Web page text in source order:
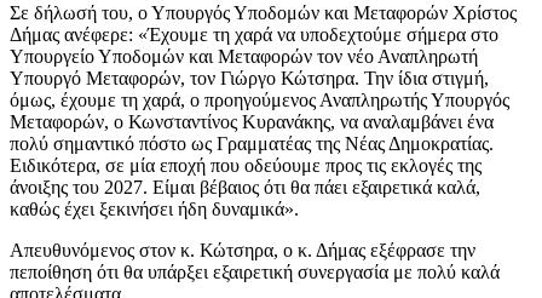
Σε δήλωσή του, ο Υπουργός Υποδομών και Μεταφορών Χρίστος
Δήμας ανέφερε: «Έχουμε τη χαρά να υποδεχτούμε σήμερα στο
Υπουργείο Υποδομών και Μεταφορών τον νέο Αναπληρωτή
Υπουργό Μεταφορών, τον Γιώργο Κώτσηρα. Την ίδια στιγμή,
όμως, έχουμε τη χαρά, ο προηγούμενος Αναπληρωτής Υπουργός
Μεταφορών, ο Κωνσταντίνος Κυρανάκης, να αναλαμβάνει ένα
πολύ σημαντικό πόστο ως Γραμματέας της Νέας Δημοκρατίας.
Ειδικότερα, σε μία εποχή που οδεύουμε προς τις εκλογές της
άνοιξης του 2027. Είμαι βέβαιος ότι θα πάει εξαιρετικά καλά,
καθώς έχει ξεκινήσει ήδη δυναμικά».
Απευθυνόμενος στον κ. Κώτσηρα, ο κ. Δήμας εξέφρασε την
πεποίθηση ότι θα υπάρξει εξαιρετική συνεργασία με πολύ καλά
αποτελέσματα.